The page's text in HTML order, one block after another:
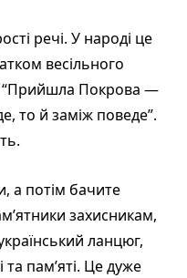
речі. У народі це
весільного
“Прийшла Покрова —
то й заміж поведе”.
а потім бачите
захисникам,
ланцюг,
та пам’яті. Це дуже